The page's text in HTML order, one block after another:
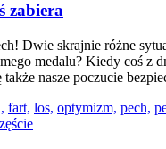
zabiera
Dwie skrajnie różne
medalu? Kiedy coś z
nasze poczucie
fart, los, optymizm, pech,